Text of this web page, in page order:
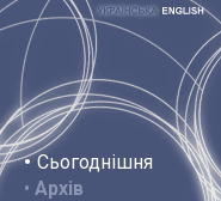
• Сьогоднішня
• Архів